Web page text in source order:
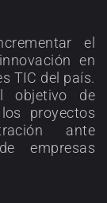
el
en
TIC del país.
objetivo de
proyectos
ante
empresas